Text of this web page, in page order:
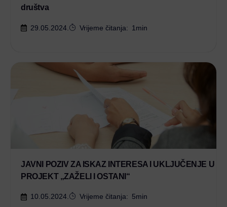
društva
29.05.2024. Vrijeme čitanja: 1 min
JAVNI POZIV ZA ISKAZ INTERESA I UKLJUČENJE U
PROJEKT „ZAŽELI I OSTANI“
10.05.2024. Vrijeme čitanja: 5min